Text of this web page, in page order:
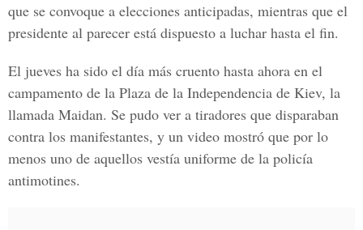
que se convoque a elecciones anticipadas, mientras que el
presidente al parecer está dispuesto a luchar hasta el fin.
El jueves ha sido el día más cruento hasta ahora en el
campamento de la Plaza de la Independencia de Kiev, la
llamada Maidan. Se pudo ver a tiradores que disparaban
contra los manifestantes, y un video mostró que por lo
menos uno de aquellos vestía uniforme de la policía
antimotines.